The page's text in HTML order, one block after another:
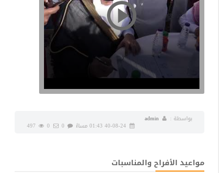
بواسطة : admin
مواعيد الأفراح والمناسبات